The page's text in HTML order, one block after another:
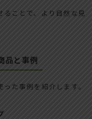
ることで、より自然な見
品と事例
た事例を紹介します。